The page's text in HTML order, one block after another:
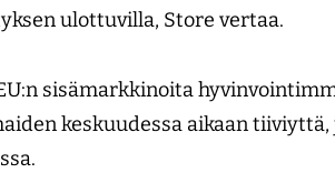
ulottuvilla, Store vertaa.
sisämarkkinoita
keskuudessa aikaan